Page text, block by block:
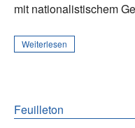
mit nationalistischem
Weiterlesen
Feuilleton